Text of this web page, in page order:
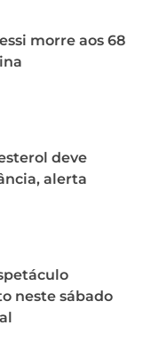
morre aos 68
deve
alerta
neste sábado